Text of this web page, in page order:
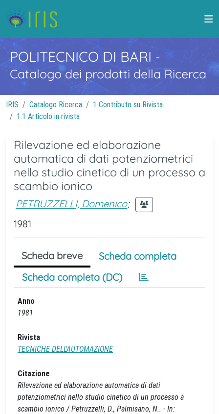
POLITECNICO DI BARI -
Catalogo dei prodotti della Ricerca
IRIS Catalogo Ricerca
1 Contributo su Rivista
1.1 Articolo in rivista
Rilevazione ed elaborazione
automatica di dati potenziometrici
nello studio cinetico di un processo a
scambio ionico
PETRUZZELLI, Domenico;
1981
Scheda breve
Scheda completa
Scheda completa (DC)
Anno
1981
Rivista
TECNICHE DELL'AUTOMAZIONE
Citazione
Rilevazione ed elaborazione automatica di dati
potenziometrici nello studio cinetico di un processo a
scambio ionico / Petruzzelli, D., Palmisano, N.. - In: